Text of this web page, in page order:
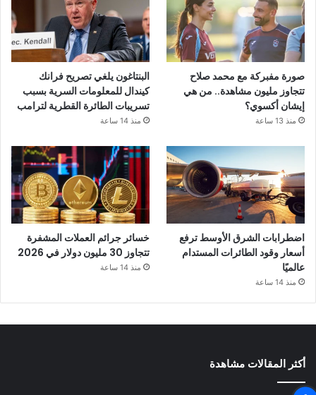
صورة مفبركة مع محمد صلاح
تتجاوز مليون مشاهدة.. من هي
إيشان أكسوي؟
منذ 13 ساعة
البنتاغون يلغي تصريح فرانك
كيندال للمعلومات السرية بسبب
تسريبات الطائرة القطرية لترامب
منذ 14 ساعة
اضطرابات الشرق الأوسط ترفع
أسعار وقود الطائرات المستدام
عالميًا
منذ 14 ساعة
خسائر جرائم العملات المشفرة
تتجاوز 30 مليون دولار في 2026
منذ 14 ساعة
أكثر المقالات مشاهدة